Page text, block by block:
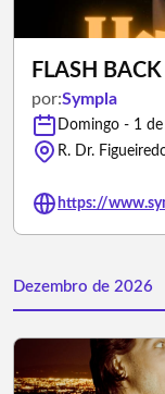
FLASH
por:Sympla
Domingo - 1
Dezembro de 2026